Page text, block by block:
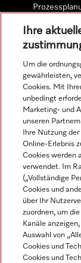
Navigation
Service
Ihre
Um die
gewährleisten,
Cookies. Mit
unbedingt
Marketing- und
unseren
Ihre Nutzung
Online-Erlebnis
Cookies werden
verwendet. Im
(„Vollständige
Cookies und
über Ihr
zuordnen, um
Kanäle
Auswahl von
Cookies und
Cookies und